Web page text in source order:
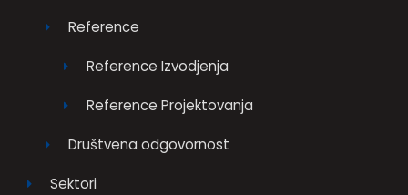
Reference
Reference Izvodjenja
Reference Projektovanja
Društvena odgovornost
Sektori